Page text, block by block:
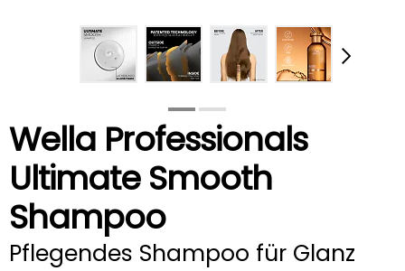
Wella Professionals
Ultimate Smooth
Shampoo
Pflegendes Shampoo für Glanz